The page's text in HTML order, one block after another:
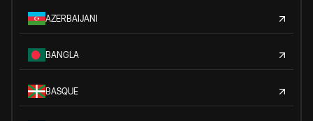
AZERBAIJANI
BANGLA
BASQUE